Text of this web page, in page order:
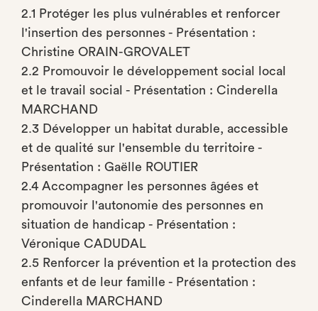
2.1 Protéger les plus vulnérables et renforcer
l'insertion des personnes - Présentation :
Christine ORAIN-GROVALET
2.2 Promouvoir le développement social local
et le travail social - Présentation : Cinderella
MARCHAND
2.3 Développer un habitat durable, accessible
et de qualité sur l'ensemble du territoire -
Présentation : Gaëlle ROUTIER
2.4 Accompagner les personnes âgées et
promouvoir l'autonomie des personnes en
situation de handicap - Présentation :
Véronique CADUDAL
2.5 Renforcer la prévention et la protection des
enfants et de leur famille - Présentation :
Cinderella MARCHAND